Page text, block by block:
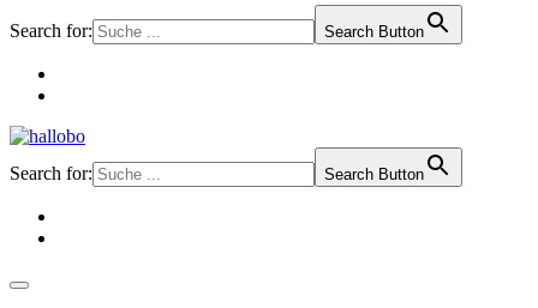
Search for: Search Button
Search for: Search Button